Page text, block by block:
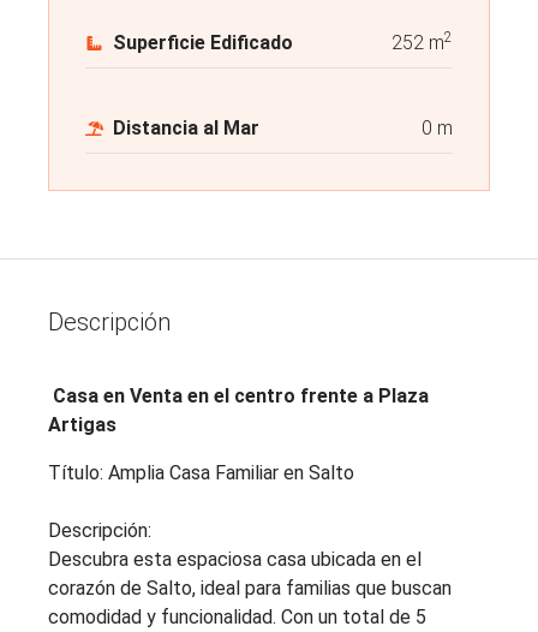
Superficie Edificado 252 m2
Distancia al Mar 0 m
Descripción
Casa en Venta en el centro frente a Plaza
Artigas
Título: Amplia Casa Familiar en Salto
Descripción:
Descubra esta espaciosa casa ubicada en el
corazón de Salto, ideal para familias que buscan
comodidad y funcionalidad. Con un total de 5